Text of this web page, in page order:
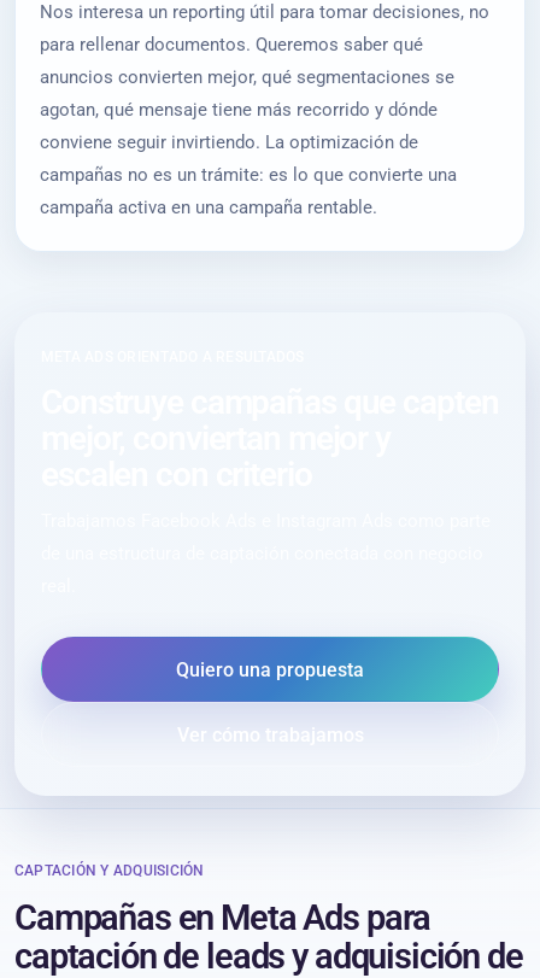
Nos interesa un reporting útil para tomar decisiones, no
para rellenar documentos. Queremos saber qué
anuncios convierten mejor, qué segmentaciones se
agotan, qué mensaje tiene más recorrido y dónde
conviene seguir invirtiendo. La optimización de
campañas no es un trámite: es lo que convierte una
campaña activa en una campaña rentable.
Quiero una propuesta
Ver cómo trabajamos
CAPTACIÓN Y ADQUISICIÓN
Campañas en Meta Ads para
captación de leads y adquisición de